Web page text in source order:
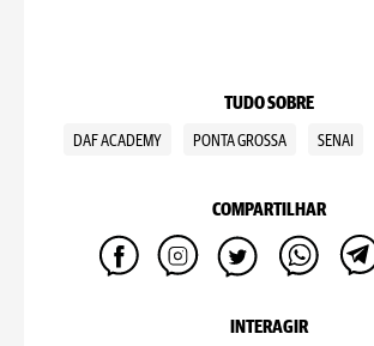
TUDO SOBRE
DAF ACADEMY PONTA GROSSA SENAI
COMPARTILHAR
INTERAGIR